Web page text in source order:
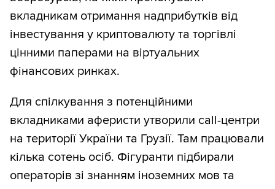
вкладникам отримання надприбутків від
інвестування у криптовалюту та торгівлі
цінними паперами на віртуальних
фінансових ринках.
Для спілкування з потенційними
вкладниками аферисти утворили call-центри
на території України та Грузії. Там працювали
кілька сотень осіб. Фігуранти підбирали
операторів зі знанням іноземних мов та